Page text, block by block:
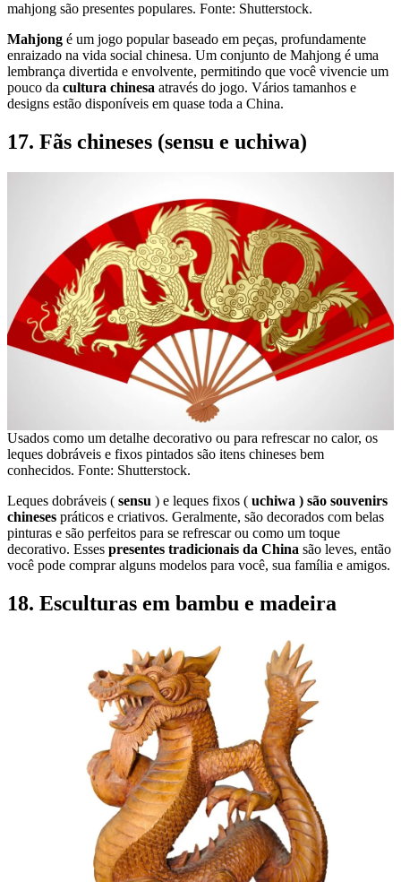
mahjong são presentes populares. Fonte: Shutterstock.
Mahjong é um jogo popular baseado em peças, profundamente
enraizado na vida social chinesa. Um conjunto de Mahjong é uma
lembrança divertida e envolvente, permitindo que você vivencie um
pouco da cultura chinesa através do jogo. Vários tamanhos e
designs estão disponíveis em quase toda a China.
17. Fãs chineses (sensu e uchiwa)
Usados ​​como um detalhe decorativo ou para refrescar no calor, os
leques dobráveis ​​e fixos pintados são itens chineses bem
conhecidos. Fonte: Shutterstock.
Leques dobráveis ​​( sensu ) e leques fixos ( uchiwa ) são souvenirs
chineses práticos e criativos. Geralmente, são decorados com belas
pinturas e são perfeitos para se refrescar ou como um toque
decorativo. Esses presentes tradicionais da China são leves, então
você pode comprar alguns modelos para você, sua família e amigos.
18. Esculturas em bambu e madeira